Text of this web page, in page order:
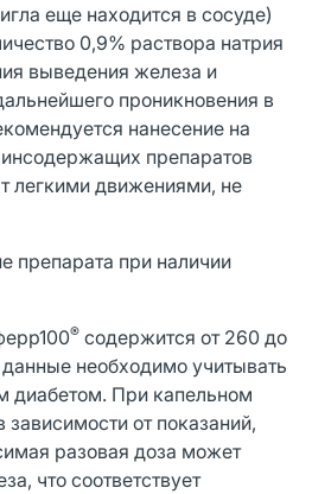
еще находится в сосуде)
0,9% раствора натрия
выведения железа и
проникновения в
нанесение на
препаратов
легкими движениями, не
препарата при наличии
® содержится от 260 до
необходимо учитывать
диабетом. При капельном
зависимости от показаний,
разовая доза может
что соответствует